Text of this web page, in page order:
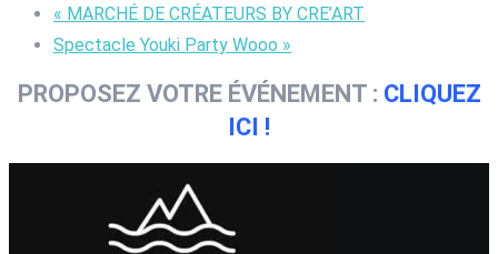
« MARCHÉ DE CRÉATEURS BY CRE’ART
Spectacle Youki Party Wooo »
PROPOSEZ VOTRE ÉVÉNEMENT : CLIQUEZ
ICI !